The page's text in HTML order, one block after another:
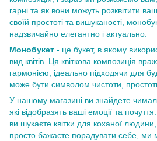
гарні та як вони можуть розквітити
своїй простоті та вишуканості,
надзвичайно елегантно і актуально.
Монобукет - це букет, в якому
вид квітів. Ця квіткова композиція
гармонією, ідеально підходячи для
може бути символом чистоти,
У нашому магазині ви знайдете
які відобразять ваші емоції та
ви шукаєте квітки для коханої
просто бажаєте порадувати себе, ми